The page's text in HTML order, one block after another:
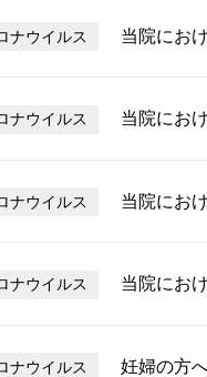
ナウイルス 当院にお
ナウイルス 当院にお
ナウイルス 当院にお
ナウイルス 当院にお
ナウイルス 妊婦の方